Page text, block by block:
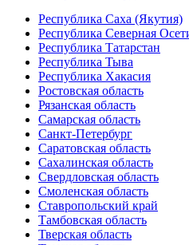
Республика Саха (Якутия)
Республика Северная
Республика Татарстан
Республика Тыва
Республика Хакасия
Ростовская область
Рязанская область
Самарская область
Санкт-Петербург
Саратовская область
Сахалинская область
Свердловская область
Смоленская область
Ставропольский край
Тамбовская область
Тверская область